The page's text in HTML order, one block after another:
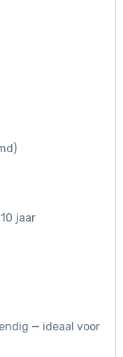
jaar
— ideaal voor